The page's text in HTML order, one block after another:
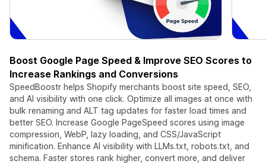
Boost Google Page Speed & Improve SEO Scores to
Increase Rankings and Conversions
SpeedBoostr helps Shopify merchants boost site speed, SEO,
and AI visibility with one click. Optimize all images at once with
bulk renaming and ALT tag updates for faster load times and
better SEO. Increase Google PageSpeed scores using image
compression, WebP, lazy loading, and CSS/JavaScript
minification. Enhance AI visibility with LLMs.txt, robots.txt, and
schema. Faster stores rank higher, convert more, and deliver